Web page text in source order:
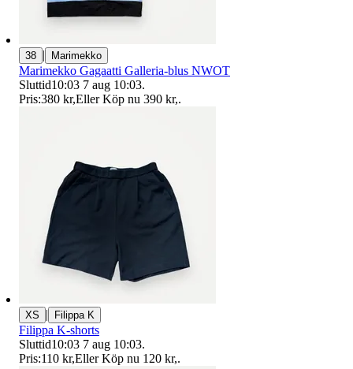
38 | Marimekko
Marimekko Gagaatti Galleria-blus NWOT
Sluttid10:03 7 aug 10:03.
Pris:380 kr,Eller Köp nu 390 kr,.
XS | Filippa K
Filippa K-shorts
Sluttid10:03 7 aug 10:03.
Pris:110 kr,Eller Köp nu 120 kr,.